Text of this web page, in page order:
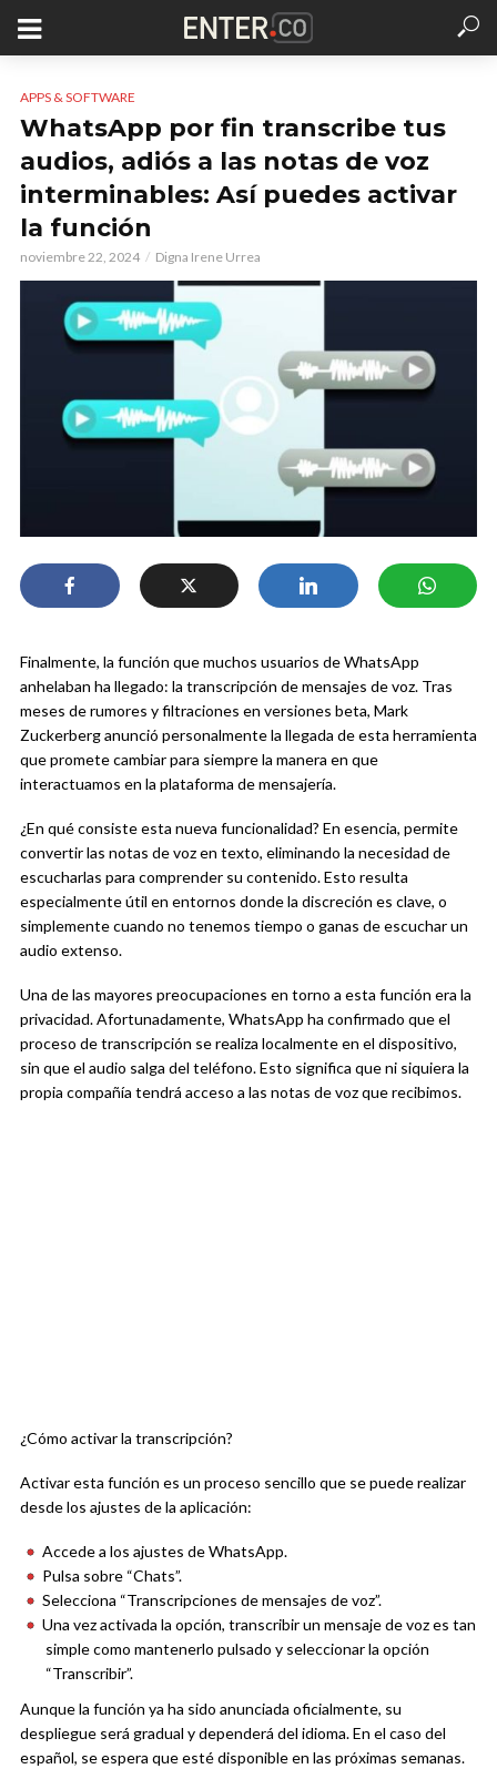
APPS & SOFTWARE
WhatsApp por fin transcribe tus
audios, adiós a las notas de voz
interminables: Así puedes activar
la función
noviembre 22, 2024 Digna Irene Urrea
Finalmente, la función que muchos usuarios de WhatsApp
anhelaban ha llegado: la transcripción de mensajes de voz. Tras
meses de rumores y filtraciones en versiones beta, Mark
Zuckerberg anunció personalmente la llegada de esta herramienta
que promete cambiar para siempre la manera en que
interactuamos en la plataforma de mensajería.
¿En qué consiste esta nueva funcionalidad? En esencia, permite
convertir las notas de voz en texto, eliminando la necesidad de
escucharlas para comprender su contenido. Esto resulta
especialmente útil en entornos donde la discreción es clave, o
simplemente cuando no tenemos tiempo o ganas de escuchar un
audio extenso.
Una de las mayores preocupaciones en torno a esta función era la
privacidad. Afortunadamente, WhatsApp ha confirmado que el
proceso de transcripción se realiza localmente en el dispositivo,
sin que el audio salga del teléfono. Esto significa que ni siquiera la
propia compañía tendrá acceso a las notas de voz que recibimos.
¿Cómo activar la transcripción?
Activar esta función es un proceso sencillo que se puede realizar
desde los ajustes de la aplicación:
Accede a los ajustes de WhatsApp.
Pulsa sobre “Chats”.
Selecciona “Transcripciones de mensajes de voz”.
Una vez activada la opción, transcribir un mensaje de voz es tan
simple como mantenerlo pulsado y seleccionar la opción
“Transcribir”.
Aunque la función ya ha sido anunciada oficialmente, su
despliegue será gradual y dependerá del idioma. En el caso del
español, se espera que esté disponible en las próximas semanas.